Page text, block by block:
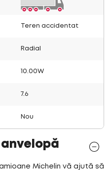
Teren accidentat
Radial
10.00W
7.6
Nou
Michelin vă ajută să